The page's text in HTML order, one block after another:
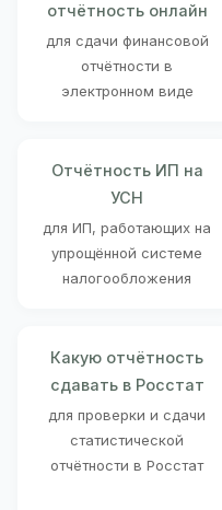
отчётность онлайн
для сдачи финансовой
отчётности в
электронном виде
Отчётность ИП на
УСН
для ИП, работающих на
упрощённой системе
налогообложения
Какую отчётность
сдавать в Росстат
для проверки и сдачи
статистической
отчётности в Росстат